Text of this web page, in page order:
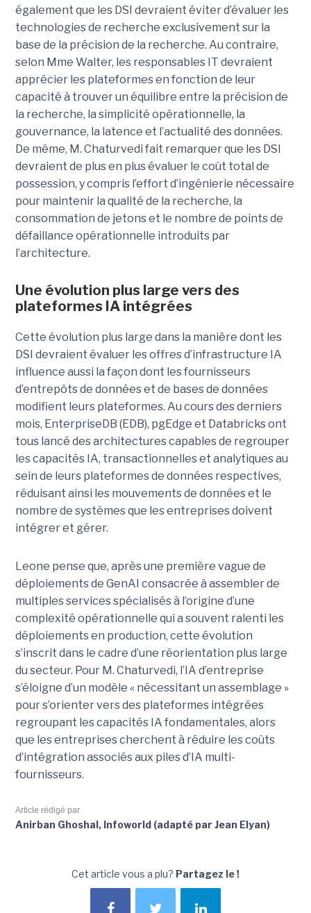
également que les DSI devraient éviter d’évaluer les
technologies de recherche exclusivement sur la
base de la précision de la recherche. Au contraire,
selon Mme Walter, les responsables IT devraient
apprécier les plateformes en fonction de leur
capacité à trouver un équilibre entre la précision de
la recherche, la simplicité opérationnelle, la
gouvernance, la latence et l’actualité des données.
De même, M. Chaturvedi fait remarquer que les DSI
devraient de plus en plus évaluer le coût total de
possession, y compris l’effort d’ingénierie nécessaire
pour maintenir la qualité de la recherche, la
consommation de jetons et le nombre de points de
défaillance opérationnelle introduits par
l’architecture.
Une évolution plus large vers des
plateformes IA intégrées
Cette évolution plus large dans la manière dont les
DSI devraient évaluer les offres d’infrastructure IA
influence aussi la façon dont les fournisseurs
d’entrepôts de données et de bases de données
modifient leurs plateformes. Au cours des derniers
mois, EnterpriseDB (EDB), pgEdge et Databricks ont
tous lancé des architectures capables de regrouper
les capacités IA, transactionnelles et analytiques au
sein de leurs plateformes de données respectives,
réduisant ainsi les mouvements de données et le
nombre de systèmes que les entreprises doivent
intégrer et gérer.
Leone pense que, après une première vague de
déploiements de GenAI consacrée à assembler de
multiples services spécialisés à l’origine d’une
complexité opérationnelle qui a souvent ralenti les
déploiements en production, cette évolution
s’inscrit dans le cadre d’une réorientation plus large
du secteur. Pour M. Chaturvedi, l’IA d’entreprise
s’éloigne d’un modèle « nécessitant un assemblage »
pour s’orienter vers des plateformes intégrées
regroupant les capacités IA fondamentales, alors
que les entreprises cherchent à réduire les coûts
d’intégration associés aux piles d’IA multi-
fournisseurs.
Article rédigé par
Anirban Ghoshal, Infoworld (adapté par Jean Elyan)
Cet article vous a plu? Partagez le !